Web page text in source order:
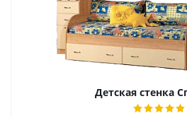
Детская стенка